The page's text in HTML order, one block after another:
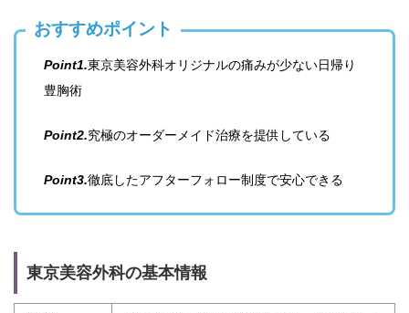
おすすめポイント
Point1.東京美容外科オリジナルの痛みが少ない日帰り
豊胸術
Point2.究極のオーダーメイド治療を提供している
Point3.徹底したアフターフォロー制度で安心できる
東京美容外科の基本情報